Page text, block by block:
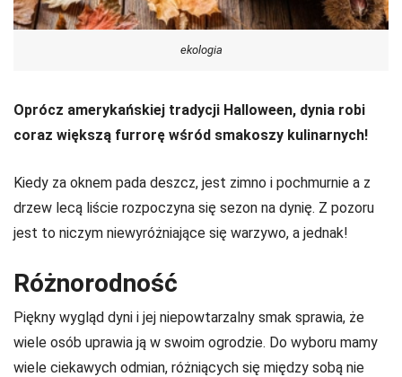
ekologia
Oprócz amerykańskiej tradycji Halloween, dynia robi
coraz większą furrorę wśród smakoszy kulinarnych!
Kiedy za oknem pada deszcz, jest zimno i pochmurnie a z
drzew lecą liście rozpoczyna się sezon na dynię. Z pozoru
jest to niczym niewyróżniające się warzywo, a jednak!
Różnorodność
Piękny wygląd dyni i jej niepowtarzalny smak sprawia, że
wiele osób uprawia ją w swoim ogrodzie. Do wyboru mamy
wiele ciekawych odmian, różniących się między sobą nie